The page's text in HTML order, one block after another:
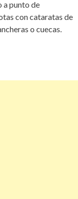
a punto de
con cataratas de
o cuecas.